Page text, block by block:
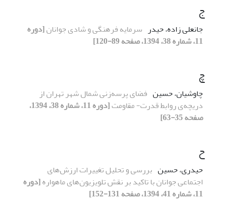
ج
جانعلی زاده، حیدر سرمایه فرهنگی و شادی جوانان[دوره
11، شماره 38، 1394، صفحه 89-120]
چ
چاوشیان، حسین فضای پرسه‌زنی شمال شهر تهران از
دریچه‌ی روابط قدرت- مقاومت
[دوره 11، شماره 38، 1394،
صفحه 35-63]
ح
حیدری، حسین بررسی و تحلیل تغییرات ارزش‌های
اجتماعی جوانان با تاکید بر نقش تلویزیون‌های ماهواره[دوره
11، شماره 41، 1394، صفحه 131-152]